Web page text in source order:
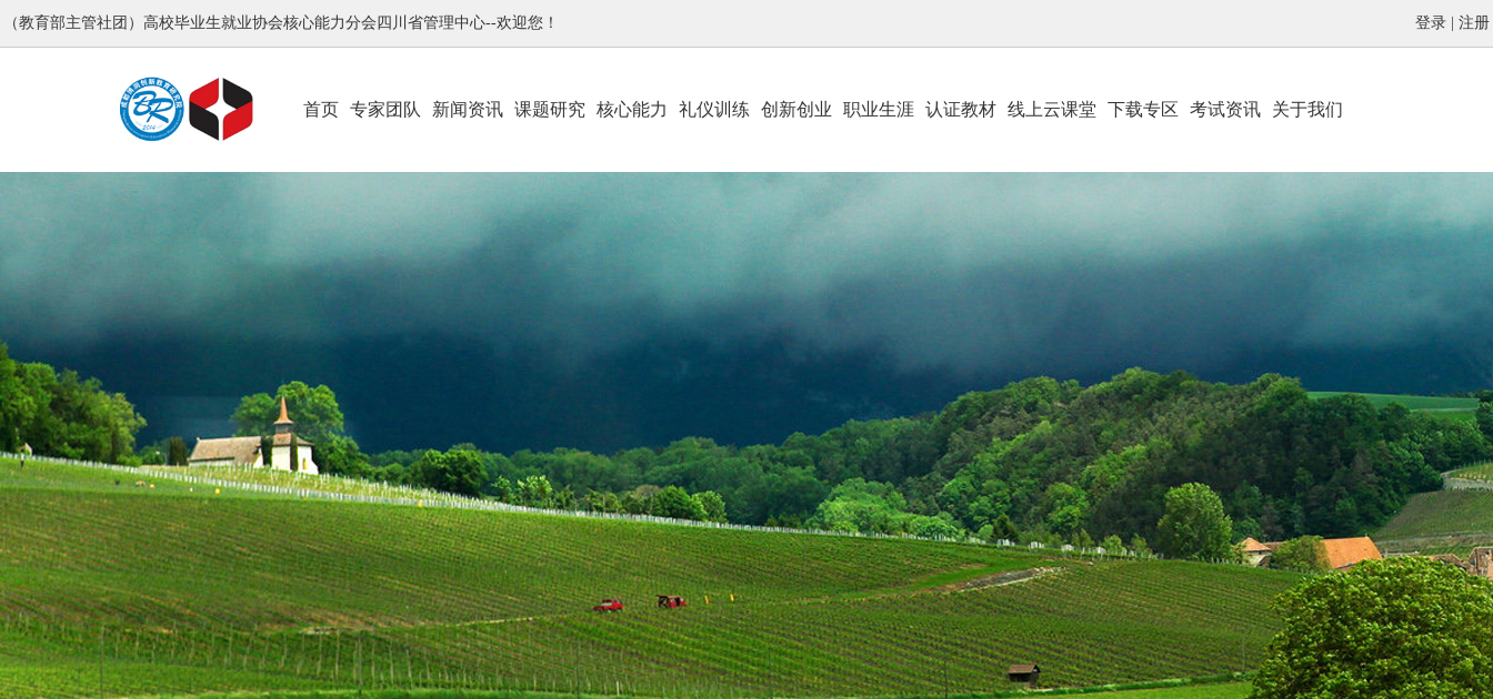
（教育部主管社团）高校毕业生就业协会核心能力分会四川省管理中心--欢迎您！ 登录 注册
首页 专家团队 新闻资讯 课题研究 核心能力 礼仪训练 创新创业 职业生涯 认证教材 线上云课堂 下载专区 考试资讯 关于我们